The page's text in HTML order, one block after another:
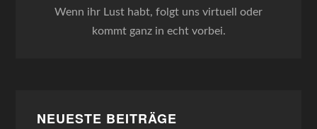
Wenn ihr Lust habt, folgt uns virtuell oder
kommt ganz in echt vorbei.
NEUESTE BEITRÄGE